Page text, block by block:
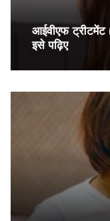
आईवीएफ
इसे पढ़िए